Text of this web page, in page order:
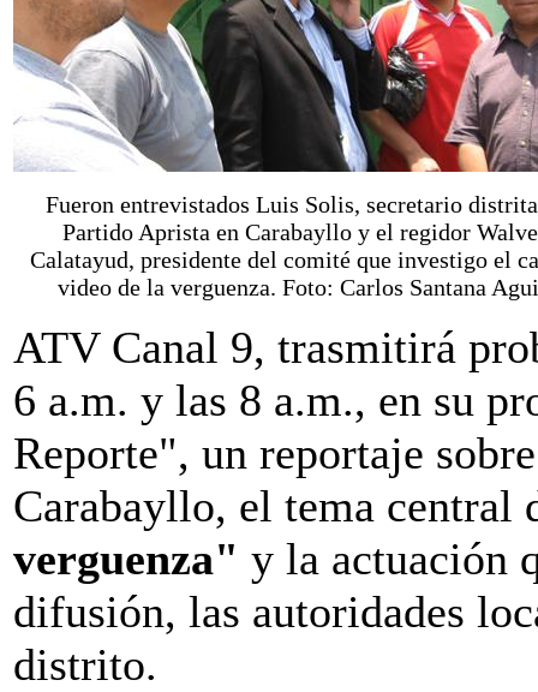
Fueron entrevistados Luis Solis, secretario
Partido Aprista en Carabayllo y el regidor
Calatayud, presidente del comité que investigo el
video de la verguenza. Foto: Carlos Santana
ATV Canal 9, trasmitirá
6 a.m. y las 8 a.m., en su
Reporte", un reportaje
Carabayllo, el tema central
verguenza" y la actuación
difusión, las autoridades
distrito.